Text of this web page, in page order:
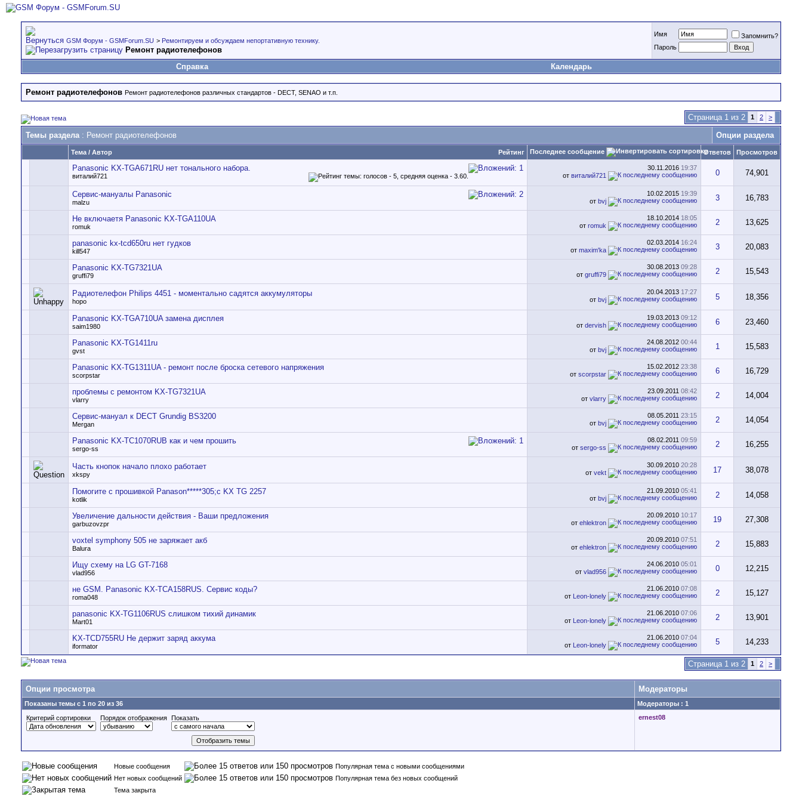
GSM Форум - GSMForum.SU > Ремонтируем и обсуждаем непортативную технику.
Ремонт радиотелефонов
Имя
Запомнить?
Пароль
Справка Календарь
Ремонт радиотелефонов Ремонт радиотелефонов различных стандартов - DECT, SENAO и т.п.
Страница 1 из 2 1 2 >
Темы раздела: Ремонт радиотелефонов Опции раздела
Рейтинг
Тема / Автор Последнее сообщение Ответов Просмотров
Panasonic KX-TGA671RU нет тонального набора.
виталий721
30.11.2016 19:37
от виталий721 0 74,901
Сервис-мануалы Panasonic
malzu
10.02.2015 19:39
от bvj 3 16,783
Не включаетя Panasonic KX-TGA110UA
romuk
18.10.2014 18:05
от romuk 2 13,625
panasonic kx-tcd650ru нет гудков
kill547
02.03.2014 16:24
от maxim'ka 3 20,083
Panasonic KX-TG7321UA
gruffi79
30.08.2013 09:28
от gruffi79 2 15,543
Радиотелефон Philips 4451 - моментально садятся аккумуляторы
hopo
20.04.2013 17:27
от bvj 5 18,356
Panasonic KX-TGA710UA замена дисплея
saim1980
19.03.2013 09:12
от dervish 6 23,460
Panasonic KX-TG1411ru
gvst
24.08.2012 00:44
от bvj 1 15,583
Panasonic KX-TG1311UA - ремонт после броска сетевого напряжения
scorpstar
15.02.2012 23:38
от scorpstar 6 16,729
проблемы с ремонтом KX-TG7321UA
vlarry
23.09.2011 08:42
от vlarry 2 14,004
Сервис-мануал к DECT Grundig BS3200
Mergan
08.05.2011 23:15
от bvj 2 14,054
Panasonic KX-TC1070RUB как и чем прошить
sergo-ss
08.02.2011 09:59
от sergo-ss 2 16,255
Часть кнопок начало плохо работает
xkspy
30.09.2010 20:28
от vekt 17 38,078
Помогите с прошивкой Panason*****305;c KX TG 2257
kotlik
21.09.2010 05:41
от bvj 2 14,058
Увеличение дальности действия - Ваши предложения
garbuzovzpr
20.09.2010 10:17
от ehlektron 19 27,308
voxtel symphony 505 не заряжает акб
Balura
20.09.2010 07:51
от ehlektron 2 15,883
Ищу схему на LG GT-7168
vlad956
24.06.2010 05:01
от vlad956 0 12,215
не GSM. Panasonic KX-TCA158RUS. Сервис коды?
roma048
21.06.2010 07:08
от Leon-lonely 2 15,127
panasonic KX-TG1106RUS слишком тихий динамик
Mart01
21.06.2010 07:06
от Leon-lonely 2 13,901
KX-TCD755RU Не держит заряд аккума
iformator
21.06.2010 07:04
от Leon-lonely 5 14,233
Страница 1 из 2 1 2 >
Опции просмотра Модераторы
Показаны темы с 1 по 20 из 36
Модераторы : 1
Критерий сортировки
Порядок отображения Показать ernest08
Новые сообщения
Популярная тема с новыми сообщениями
Нет новых сообщений
Популярная тема без новых сообщений
Тема закрыта